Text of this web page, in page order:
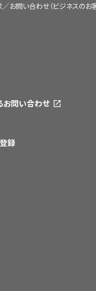
／お問い合わせ（ビジネスのお
お問い合わせ
録